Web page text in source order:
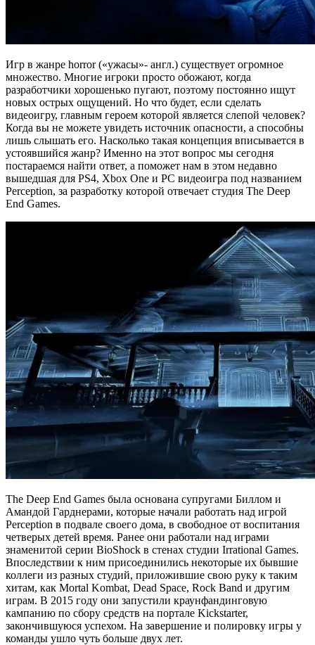
Игр в жанре horror («ужасы»- англ.) существует огромное
множество. Многие игроки просто обожают, когда
разработчики хорошенько пугают, поэтому постоянно ищут
новых острых ощущений. Но что будет, если сделать
видеоигру, главным героем которой является слепой человек?
Когда вы не можете увидеть источник опасности, а способны
лишь слышать его. Насколько такая концепция вписывается в
устоявшийся жанр? Именно на этот вопрос мы сегодня
постараемся найти ответ, а поможет нам в этом недавно
вышедшая для PS4, Xbox One и PC видеоигра под названием
Perception, за разработку которой отвечает студия The Deep
End Games.
The Deep End Games была основана супругами Биллом и
Амандой Гарднерами, которые начали работать над игрой
Perception в подвале своего дома, в свободное от воспитания
четверых детей время. Ранее они работали над играми
знаменитой серии BioShock в стенах студии Irrational Games.
Впоследствии к ним присоединились некоторые их бывшие
коллеги из разных студий, приложившие свою руку к таким
хитам, как Mortal Kombat, Dead Space, Rock Band и другим
играм. В 2015 году они запустили краунфандинговую
кампанию по сбору средств на портале Kickstarter,
закончившуюся успехом. На завершение и полировку игры у
команды ушло чуть больше двух лет.